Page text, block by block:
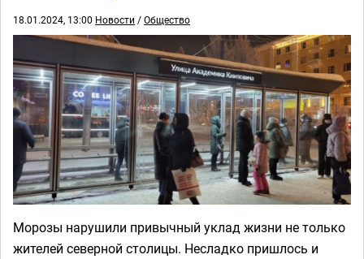
18.01.2024, 13:00 Новости /Общество
Морозы нарушили привычный уклад жизни не только
жителей северной столицы. Несладко пришлось и